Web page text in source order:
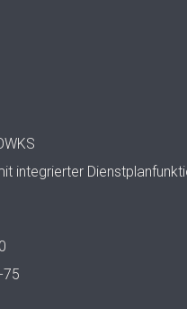
integrierter
75